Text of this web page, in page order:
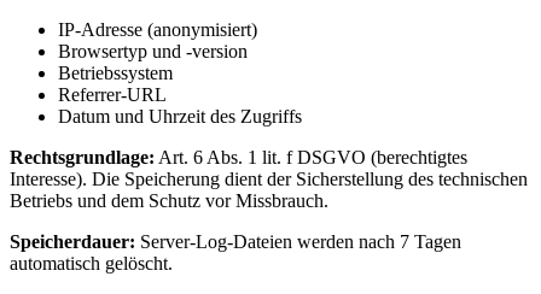
IP-Adresse (anonymisiert)
Browsertyp und -version
Betriebssystem
Referrer-URL
Datum und Uhrzeit des Zugriffs
Rechtsgrundlage: Art. 6 Abs. 1 lit. f DSGVO (berechtigtes
Interesse). Die Speicherung dient der Sicherstellung des technischen
Betriebs und dem Schutz vor Missbrauch.
Speicherdauer: Server-Log-Dateien werden nach 7 Tagen
automatisch gelöscht.